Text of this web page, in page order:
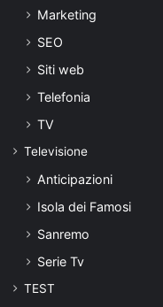
Marketing
SEO
Siti web
Telefonia
TV
Televisione
Anticipazioni
Isola dei Famosi
Sanremo
Serie Tv
TEST